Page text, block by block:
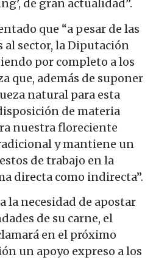
de gran actualidad”.
que “a pesar de las
al sector, la Diputación
por completo a los
que, además de suponer
natural para esta
de materia
nuestra floreciente
y mantiene un
de trabajo en la
directa como indirecta”.
la necesidad de apostar
de su carne, el
en el próximo
un apoyo expreso a los